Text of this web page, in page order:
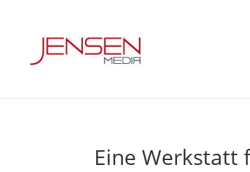
Eine Werkstatt